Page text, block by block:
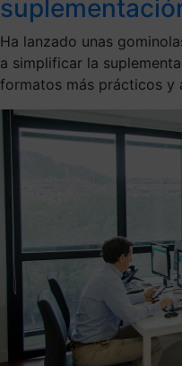
Ha lanzado unas
a simplificar la
formatos más prácticos y